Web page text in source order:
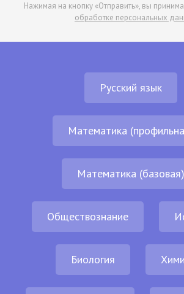
Нажимая на кнопку «Отправить», вы
обработке персональных
Русский язык
Математика
Математика (базовая)
Обществознание
Биология